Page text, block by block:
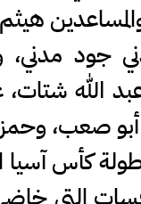
جود مدني،
الله
أبو صعب،
كأس آسيا